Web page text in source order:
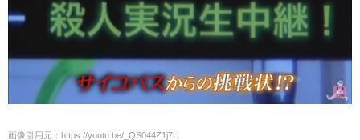
画像引用元：https://youtu.be/_QS044Z1j7U